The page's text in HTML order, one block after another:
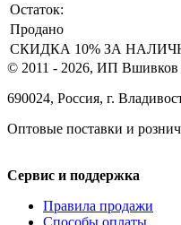
Остаток:
Продано
СКИДКА 10% ЗА
© 2011 - 2026, ИП
690024, Россия, г.
Оптовые поставки и
Сервис и поддержка
Правила продажи
Способы оплаты